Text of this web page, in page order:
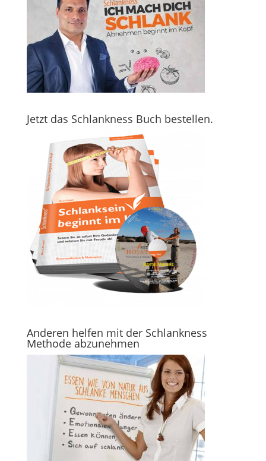
Jetzt das Schlankness Buch bestellen.
Anderen helfen mit der Schlankness
Methode abzunehmen